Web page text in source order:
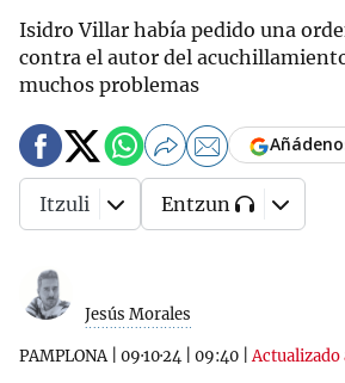
Isidro Villar había pedido una
contra el autor del
muchos problemas
Jesús Morales
PAMPLONA| 09·10·24 09:40 |Actualizado
Itzuli Entzun